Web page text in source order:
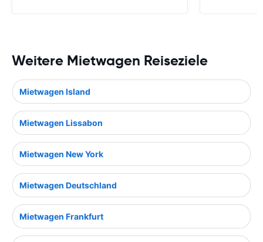
Weitere Mietwagen Reiseziele
Mietwagen Island
Mietwagen Lissabon
Mietwagen New York
Mietwagen Deutschland
Mietwagen Frankfurt